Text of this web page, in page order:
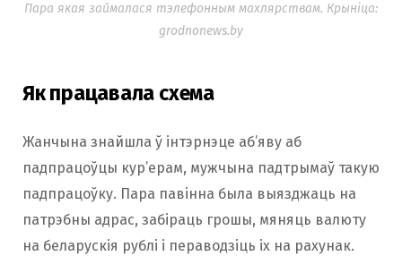
Пара якая займалася тэлефонным махлярствам. Крыніца:
grodnonews.by
Як працавала схема
Жанчына знайшла ў інтэрнэце аб’яву аб
падпрацоўцы кур’ерам, мужчына падтрымаў такую
падпрацоўку. Пара павінна была выязджаць на
патрэбны адрас, забіраць грошы, мяняць валюту
на беларускія рублі і пераводзіць іх на рахунак.